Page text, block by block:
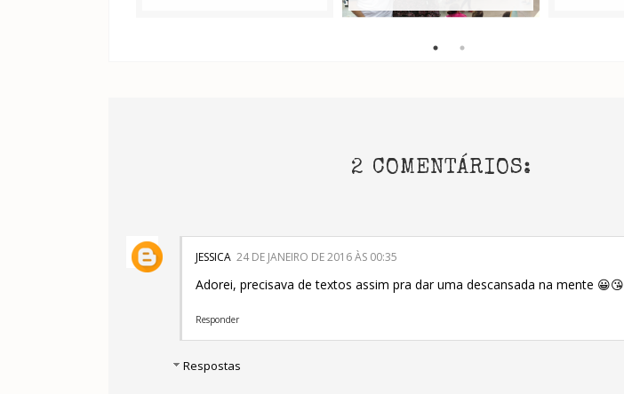
2 COMENTÁRIOS:
JESSICA 24 DE JANEIRO DE 2016 ÀS 00:35
Adorei, precisava de textos assim pra dar uma descansada na mente 😀😘
Responder
Respostas